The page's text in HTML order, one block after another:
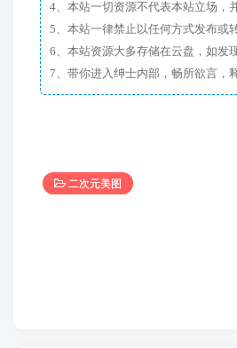
4、本站一切资源不代表本站立场，
5、本站一律禁止以任何方式发布或
6、本站资源大多存储在云盘，如发
二次元美图